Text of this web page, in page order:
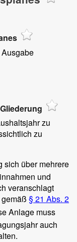
zu
zu
sich über mehrere
und
veranschlagt
§ 21 Abs. 2
Anlage muss
auch